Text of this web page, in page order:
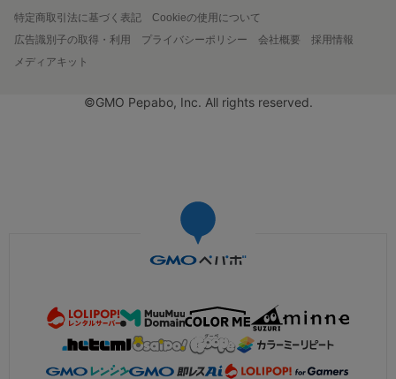
特定商取引法に基づく表記
Cookieの使用について
広告識別子の取得・利用
プライバシーポリシー 会社概要
採用情報
メディアキット
©GMO Pepabo, Inc. All rights reserved.